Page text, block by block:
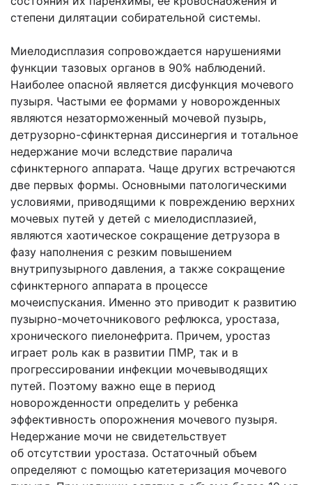
степени дилятации собирательной системы.
Миелодисплазия сопровождается нарушениями
функции тазовых органов в 90% наблюдений.
Наиболее опасной является дисфункция мочевого
пузыря. Частыми ее формами у новорожденных
являются незаторможенный мочевой пузырь,
детрузорно-сфинктерная диссинергия и тотальное
недержание мочи вследствие паралича
сфинктерного аппарата. Чаще других встречаются
две первых формы. Основными патологическими
условиями, приводящими к повреждению верхних
мочевых путей у детей с миелодисплазией,
являются хаотическое сокращение детрузора в
фазу наполнения с резким повышением
внутрипузырного давления, а также сокращение
сфинктерного аппарата в процессе
мочеиспускания. Именно это приводит к развитию
пузырно-мочеточникового рефлюкса, уростаза,
хронического пиелонефрита. Причем, уростаз
играет роль как в развитии ПМР, так и в
прогрессировании инфекции мочевыводящих
путей. Поэтому важно еще в период
новорожденности определить у ребенка
эффективность опорожнения мочевого пузыря.
Недержание мочи не свидетельствует
об отсутствии уростаза. Остаточный объем
определяют с помощью катетеризация мочевого